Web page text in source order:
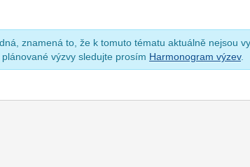
znamená to, že k tomuto tématu aktuálně nejsou
plánované výzvy sledujte prosím Harmonogram výzev.